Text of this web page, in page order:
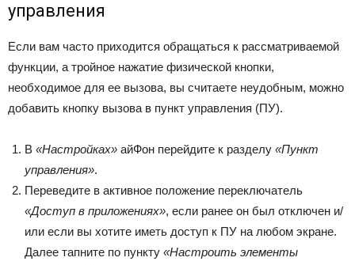
управления
Если вам часто приходится обращаться к рассматриваемой
функции, а тройное нажатие физической кнопки,
необходимое для ее вызова, вы считаете неудобным, можно
добавить кнопку вызова в пункт управления (ПУ).
В «Настройках» айФон перейдите к разделу «Пункт
управления».
Переведите в активное положение переключатель
«Доступ в приложениях», если ранее он был отключен и/
или если вы хотите иметь доступ к ПУ на любом экране.
Далее тапните по пункту «Настроить элементы